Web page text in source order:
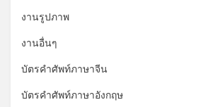
งานรูปภาพ
งานอื่นๆ
บัตรคำศัพท์ภาษาจีน
บัตรคำศัพท์ภาษาอังกฤษ